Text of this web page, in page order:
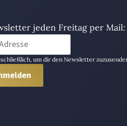
jeden Freitag per Mail:
um dir den Newsletter